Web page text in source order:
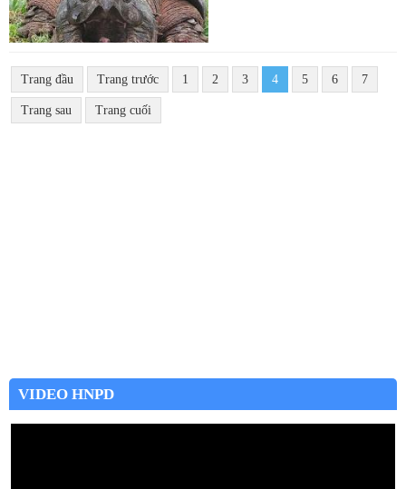
Trang đầu Trang trước 1 2 3 4 5 6 7
Trang sau Trang cuối
VIDEO HNPD